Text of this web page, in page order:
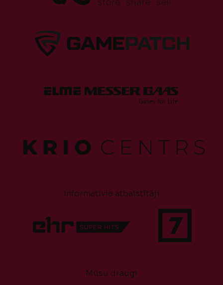
Informatīvie atbalstītāji
Mūsu draugi